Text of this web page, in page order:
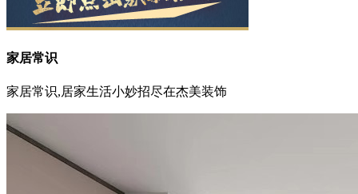
家居常识
家居常识,居家生活小妙招尽在杰美装饰